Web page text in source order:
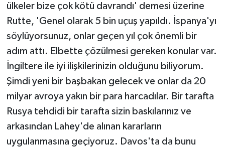
ülkeler bize çok kötü davrandı' demesi üzerine
Rutte, 'Genel olarak 5 bin uçuş yapıldı. İspanya'yı
söylüyorsunuz, onlar geçen yıl çok önemli bir
adım attı. Elbette çözülmesi gereken konular var.
İngiltere ile iyi ilişkilerinizin olduğunu biliyorum.
Şimdi yeni bir başbakan gelecek ve onlar da 20
milyar avroya yakın bir para harcadılar. Bir tarafta
Rusya tehdidi bir tarafta sizin baskılarınız ve
arkasından Lahey'de alınan kararların
uygulanmasına geçiyoruz. Davos'ta da bunu